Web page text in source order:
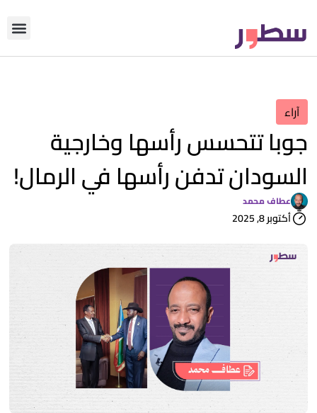
آراء
جوبا تتحسس رأسها وخارجية
السودان تدفن رأسها في الرمال!
عطاف محمد
أكتوبر 8, 2025